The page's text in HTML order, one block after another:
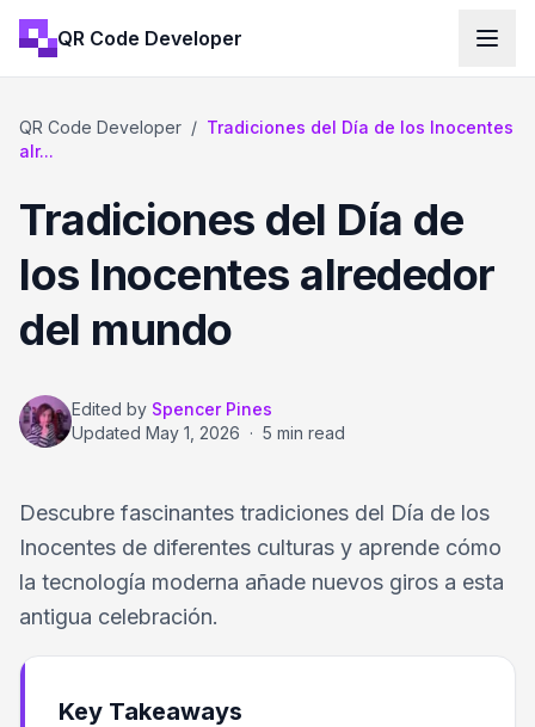
QR Code Developer
QR Code Developer / Tradiciones del Día de los Inocentes
alr...
Tradiciones del Día de
los Inocentes alrededor
del mundo
Edited by Spencer Pines
Updated May 1, 2026 · 5 min read
Descubre fascinantes tradiciones del Día de los
Inocentes de diferentes culturas y aprende cómo
la tecnología moderna añade nuevos giros a esta
antigua celebración.
Key Takeaways